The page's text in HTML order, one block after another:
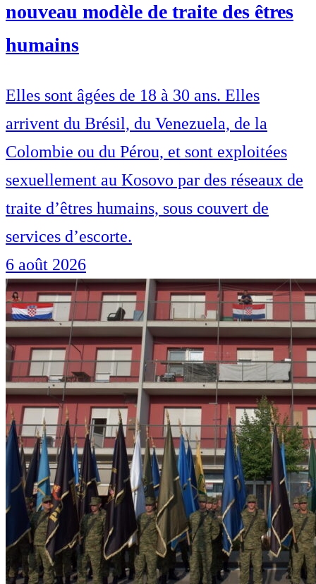
nouveau modèle de traite des êtres
humains
Elles sont âgées de 18 à 30 ans. Elles
arrivent du Brésil, du Venezuela, de la
Colombie ou du Pérou, et sont exploitées
sexuellement au Kosovo par des réseaux de
traite d’êtres humains, sous couvert de
services d’escorte.
6 août 2026